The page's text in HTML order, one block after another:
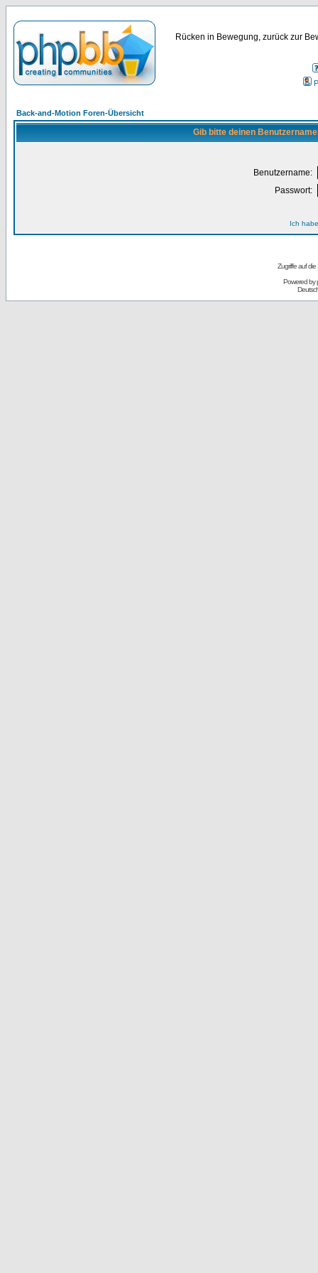
Rücken in Bewegung, zurück zur
Back-and-Motion Foren-Übersicht
Gib bitte deinen
Benutzername:
Passwort:
Ich
Zugriffe auf
Powered by